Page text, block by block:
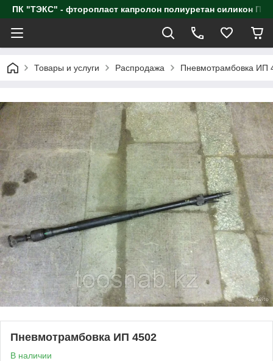
ПК "ТЭКС" - фторопласт капролон полиуретан
Товары и услуги Распродажа Пневмотрамбовка ИП
Пневмотрамбовка ИП 4502
В наличии